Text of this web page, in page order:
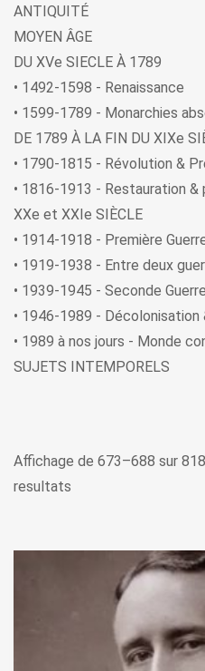
ANTIQUITÉ
MOYEN ÂGE
DU XVe SIECLE À 1789
• 1492-1598 - Renaissance
• 1599-1789 - Monarchies
DE 1789 À LA FIN DU XIXe
• 1790-1815 - Révolution &
• 1816-1913 - Restauration &
XXe et XXIe SIÈCLE
• 1914-1918 - Première
• 1919-1938 - Entre deux
• 1939-1945 - Seconde
• 1946-1989 - Décolonisation
• 1989 à nos jours - Monde
SUJETS INTEMPORELS
Affichage de 673–688 sur 818
resultats